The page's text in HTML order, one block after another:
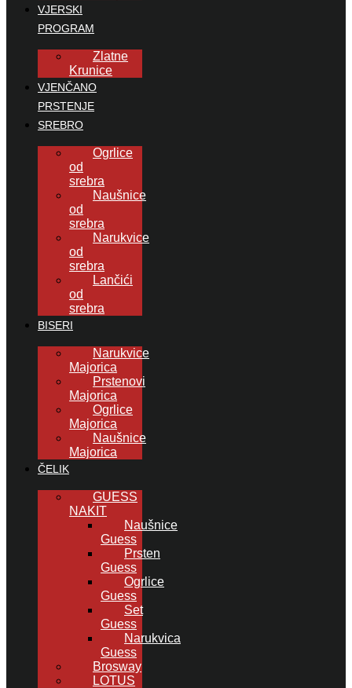
VJERSKI
PROGRAM
Zlatne
Krunice
VJENČANO
PRSTENJE
SREBRO
Ogrlice
od
srebra
Naušnice
od
srebra
Narukvice
od
srebra
Lančići
od
srebra
BISERI
Narukvice
Majorica
Prstenovi
Majorica
Ogrlice
Majorica
Naušnice
Majorica
ČELIK
GUESS
NAKIT
Naušnice
Guess
Prsten
Guess
Ogrlice
Guess
Set
Guess
Narukvica
Guess
Brosway
LOTUS